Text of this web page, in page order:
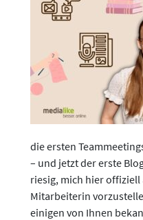
die ersten
– und jetzt der erste
riesig, mich hier offiziell
Mitarbeiterin
einigen von Ihnen